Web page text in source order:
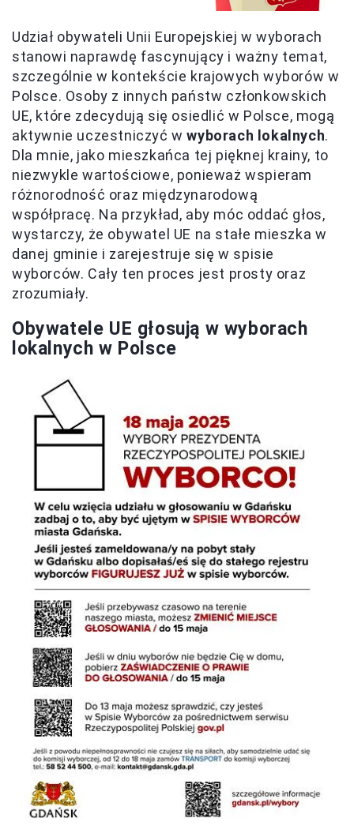
Udział obywateli Unii Europejskiej w wyborach
stanowi naprawdę fascynujący i ważny temat,
szczególnie w kontekście krajowych wyborów w
Polsce. Osoby z innych państw członkowskich
UE, które zdecydują się osiedlić w Polsce, mogą
aktywnie uczestniczyć wwyborach lokalnych.
Dla mnie, jako mieszkańca tej pięknej krainy, to
niezwykle wartościowe, ponieważ wspieram
różnorodność oraz międzynarodową
współpracę. Na przykład, aby móc oddać głos,
wystarczy, że obywatel UE na stałe mieszka w
danej gminie i zarejestruje się w spisie
wyborców. Cały ten proces jest prosty oraz
zrozumiały.
Obywatele UE głosują w wyborach
lokalnych w Polsce